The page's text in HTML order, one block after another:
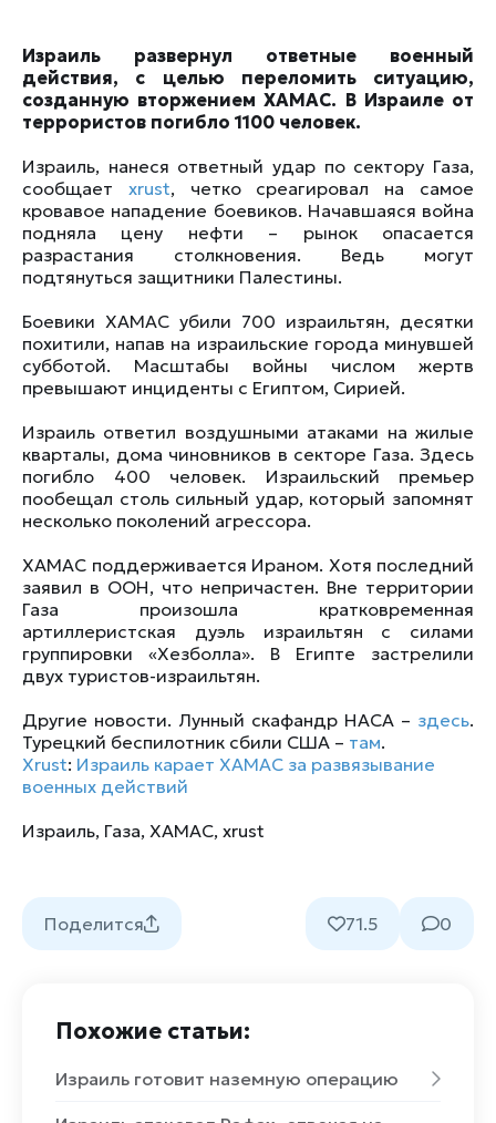
Израиль развернул ответные военный
действия, с целью переломить ситуацию,
созданную вторжением ХАМАС. В Израиле от
террористов погибло 1100 человек.
Израиль, нанеся ответный удар по сектору Газа,
сообщает xrust, четко среагировал на самое
кровавое нападение боевиков. Начавшаяся война
подняла цену нефти – рынок опасается
разрастания столкновения. Ведь могут
подтянуться защитники Палестины.
Боевики ХАМАС убили 700 израильтян, десятки
похитили, напав на израильские города минувшей
субботой. Масштабы войны числом жертв
превышают инциденты с Египтом, Сирией.
Израиль ответил воздушными атаками на жилые
кварталы, дома чиновников в секторе Газа. Здесь
погибло 400 человек. Израильский премьер
пообещал столь сильный удар, который запомнят
несколько поколений агрессора.
ХАМАС поддерживается Ираном. Хотя последний
заявил в ООН, что непричастен. Вне территории
Газа произошла кратковременная
артиллеристская дуэль израильтян с силами
группировки «Хезболла». В Египте застрелили
двух туристов-израильтян.
Другие новости. Лунный скафандр НАСА – здесь.
Турецкий беспилотник сбили США – там.
Xrust: Израиль карает ХАМАС за развязывание
военных действий
Израиль, Газа, ХАМАС, xrust
Поделится 71.5 0
Похожие статьи:
Израиль готовит наземную операцию